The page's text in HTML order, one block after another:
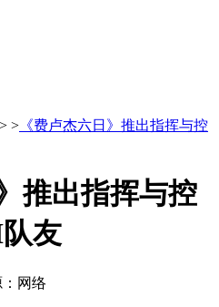
> > 《费卢杰六日》推出指挥与控
推出指挥与控
友
网络